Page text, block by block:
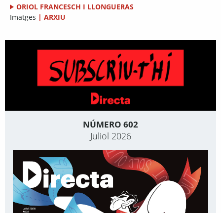
ORIOL FRANCESCH I LLONGUERAS
Imatges | ARXIU
NÚMERO 602
Juliol 2026